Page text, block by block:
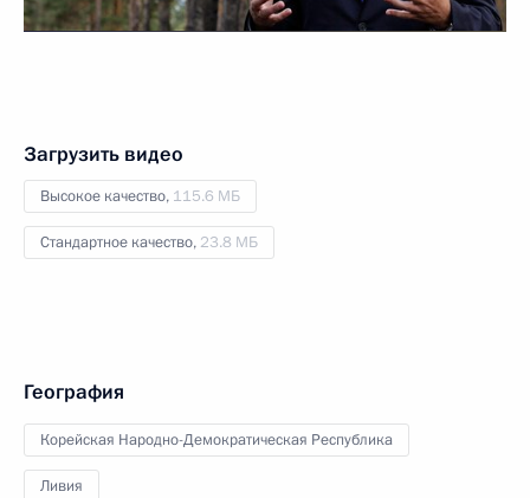
Загрузить видео
Высокое качество, 115.6 МБ
Стандартное качество, 23.8 МБ
География
Корейская Народно-Демократическая Республика
Ливия